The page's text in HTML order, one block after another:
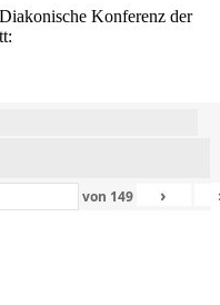
Konferenz der
von 149 ›